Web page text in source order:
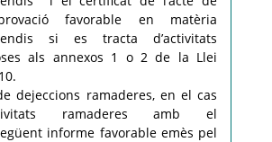
favorable en matèria
si es tracta d’activitats
als annexos 1 o 2 de la Llei
dejeccions ramaderes, en el cas
ramaderes amb el
informe favorable emès pel